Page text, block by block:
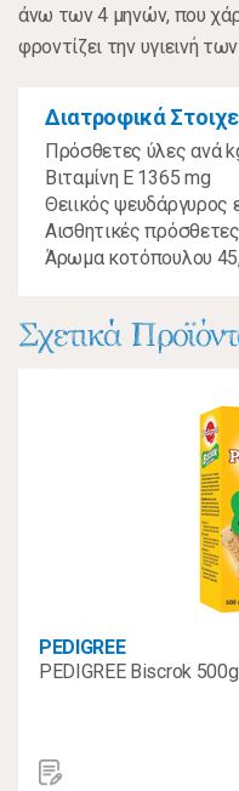
άνω των 4 μηνών, που
φροντίζει την υγιεινή
Διατροφικά
Πρόσθετες ύλες ανά
Βιταμίνη E 1365 mg
Θειικός ψευδάργυρος
Αισθητικές
Άρωμα κοτόπουλου
Σχετικά
PEDIGREE
PEDIGREE Biscrok 500g